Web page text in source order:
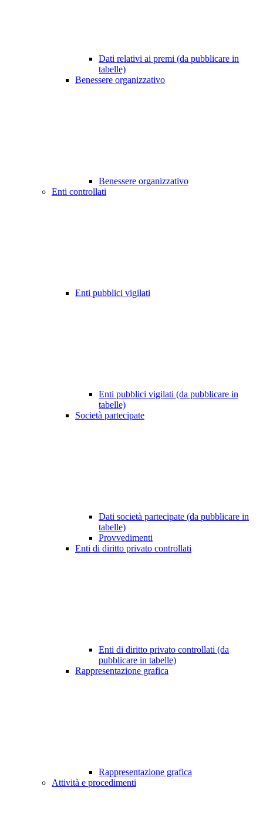
Dati relativi ai premi (da pubblicare in
tabelle)
Benessere organizzativo
Benessere organizzativo
Enti controllati
Enti pubblici vigilati
Enti pubblici vigilati (da pubblicare in
tabelle)
Società partecipate
Dati società partecipate (da pubblicare in
tabelle)
Provvedimenti
Enti di diritto privato controllati
Enti di diritto privato controllati (da
pubblicare in tabelle)
Rappresentazione grafica
Rappresentazione grafica
Attività e procedimenti